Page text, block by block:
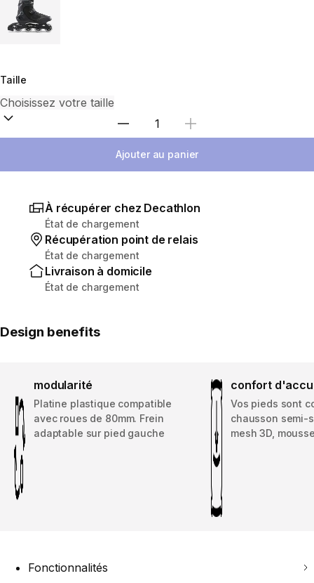
Taille
Sélectionnez la quantité
Ajouter au panier
À récupérer chez Decathlon
État de chargement
Récupération point de relais
État de chargement
Livraison à domicile
État de chargement
Design benefits
modularité
Platine plastique compatible
avec roues de 80mm. Frein
adaptable sur pied gauche
confort
Vos pieds sont
chausson semi-
mesh 3D,
Fonctionnalités